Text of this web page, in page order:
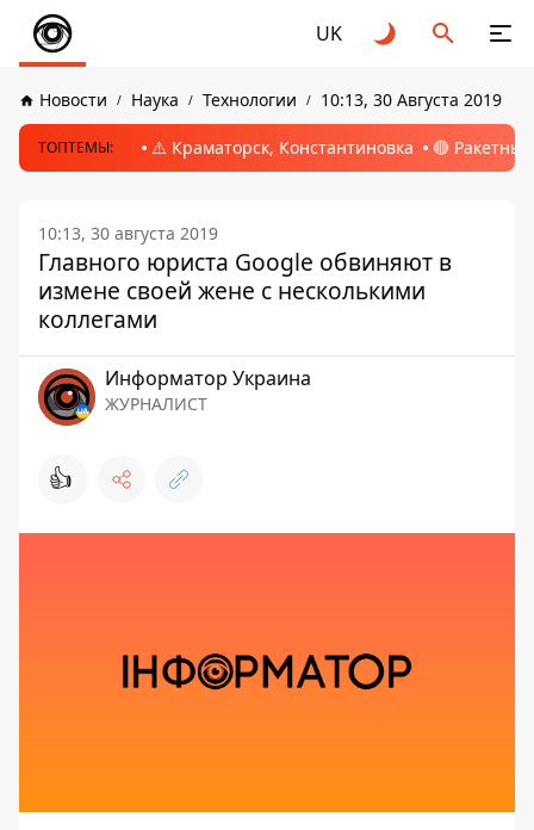
UK
Новости Наука Технологии 10:13, 30 Августа 2019
ТОПТЕМЫ: ⚠️ Краматорск, Константиновка 🔴
10:13, 30 августа 2019
Главного юриста Google обвиняют в
измене своей жене с несколькими
коллегами
Информатор Украина
ЖУРНАЛИСТ
👍